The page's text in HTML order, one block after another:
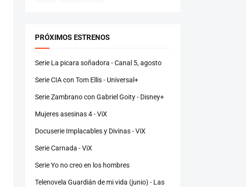
PRÓXIMOS ESTRENOS
Serie La picara soñadora - Canal 5, agosto
Serie CIA con Tom Ellis - Universal+
Serie Zambrano con Gabriel Goity - Disney+
Mujeres asesinas 4 - ViX
Docuserie Implacables y Divinas - ViX
Serie Carnada - ViX
Serie Yo no creo en los hombres
Telenovela Guardián de mi vida (junio) - Las